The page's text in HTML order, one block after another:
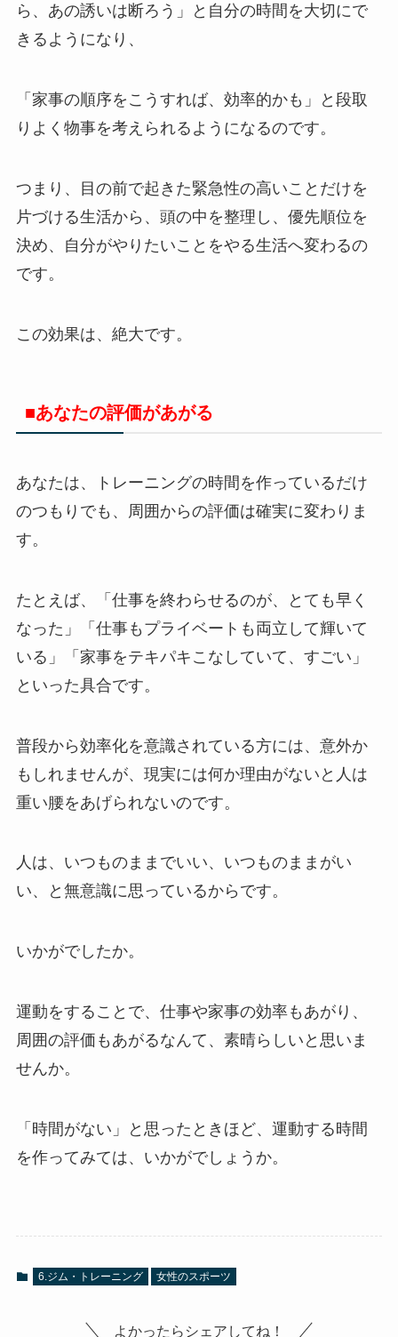
ら、あの誘いは断ろう」と自分の時間を大切にで
きるようになり、
「家事の順序をこうすれば、効率的かも」と段取
りよく物事を考えられるようになるのです。
つまり、目の前で起きた緊急性の高いことだけを
片づける生活から、頭の中を整理し、優先順位を
決め、自分がやりたいことをやる生活へ変わるの
です。
この効果は、絶大です。
■あなたの評価があがる
あなたは、トレーニングの時間を作っているだけ
のつもりでも、周囲からの評価は確実に変わりま
す。
たとえば、「仕事を終わらせるのが、とても早く
なった」「仕事もプライベートも両立して輝いて
いる」「家事をテキパキこなしていて、すごい」
といった具合です。
普段から効率化を意識されている方には、意外か
もしれませんが、現実には何か理由がないと人は
重い腰をあげられないのです。
人は、いつものままでいい、いつものままがい
い、と無意識に思っているからです。
いかがでしたか。
運動をすることで、仕事や家事の効率もあがり、
周囲の評価もあがるなんて、素晴らしいと思いま
せんか。
「時間がない」と思ったときほど、運動する時間
を作ってみては、いかがでしょうか。
6.ジム・トレーニング 女性のスポーツ
よかったらシェアしてね！